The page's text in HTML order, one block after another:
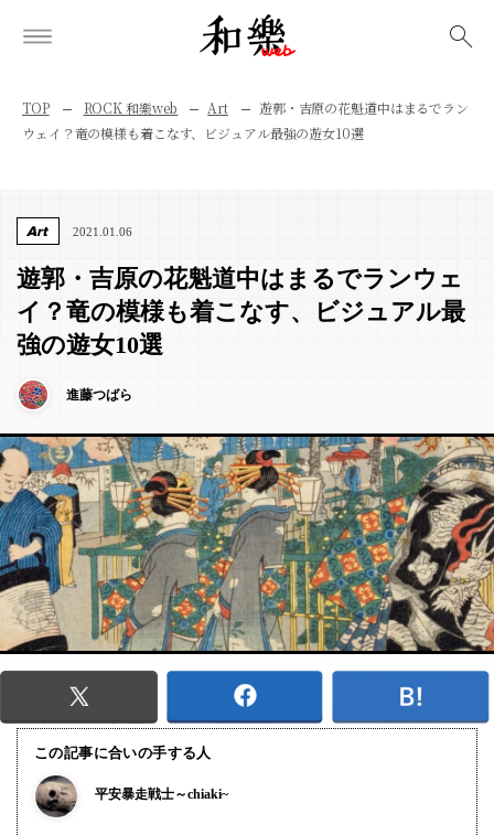
TOP ROCK 和樂web Art
遊郭・吉原の花魁道中はまるでラン
ウェイ？竜の模様も着こなす、ビジュアル最強の遊女10選
Art 2021.01.06
遊郭・吉原の花魁道中はまるでランウェ
イ？竜の模様も着こなす、ビジュアル最
強の遊女10選
進藤つばら
この記事に合いの手する人
平安暴走戦士～chiaki~